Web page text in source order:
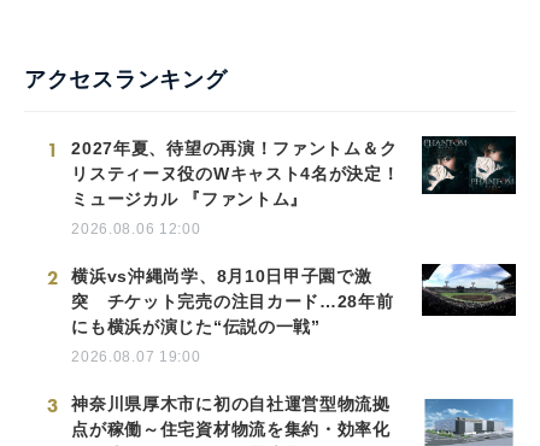
アクセスランキング
1
2027年夏、待望の再演！ファントム＆ク
リスティーヌ役のWキャスト4名が決定！
ミュージカル 『ファントム』
2026.08.06 12:00
2
横浜vs沖縄尚学、8月10日甲子園で激
突 チケット完売の注目カード…28年前
にも横浜が演じた“伝説の一戦”
2026.08.07 19:00
3
神奈川県厚木市に初の自社運営型物流拠
点が稼働～住宅資材物流を集約・効率化